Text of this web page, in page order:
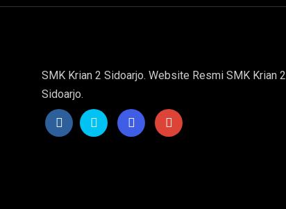
SMK Krian 2 Sidoarjo. Website Resmi SMK Krian 2
Sidoarjo.